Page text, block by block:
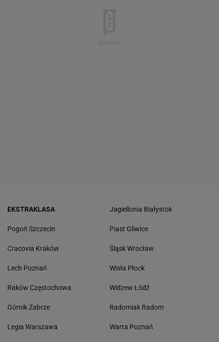
EKSTRAKLASA
Pogoń Szczecin
Cracovia Kraków
Lech Poznań
Raków Częstochowa
Górnik Zabrze
Legia Warszawa
Jagiellonia Białystok
Piast Gliwice
Śląsk Wrocław
Wisła Płock
Widzew Łódź
Radomiak Radom
Warta Poznań